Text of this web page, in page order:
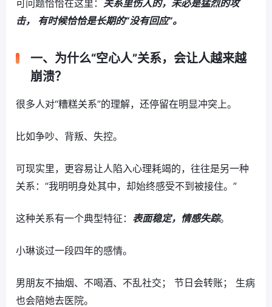
可问题恰恰在这里： 关系里伤人的，未必是猛烈的攻
击， 有时候恰恰是长期的“没有回应”。
一、为什么“空心人”关系，会让人越来越
崩溃？
很多人对“糟糕关系”的理解，还停留在明显冲突上。
比如争吵、背叛、失控。
可现实里，更容易让人陷入心理耗竭的，往往是另一种
关系：“我明明身处其中，却始终感受不到被接住。”
这种关系有一个典型特征： 表面稳定，情感失踪。
小琳谈过一段四年的感情。
男朋友不抽烟、不喝酒、不乱社交； 节日会转账； 生病
也会陪她去医院。